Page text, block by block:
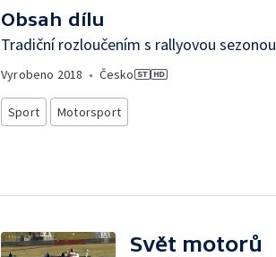
Obsah dílu
Tradiční rozloučením s rallyovou sezonou
Vyrobeno 2018 • Česko
Sport Motorsport
Svět motorů